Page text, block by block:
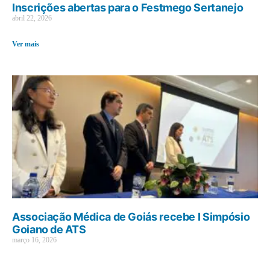
Inscrições abertas para o Festmego Sertanejo
abril 22, 2026
Ver mais
Associação Médica de Goiás recebe I Simpósio
Goiano de ATS
março 16, 2026